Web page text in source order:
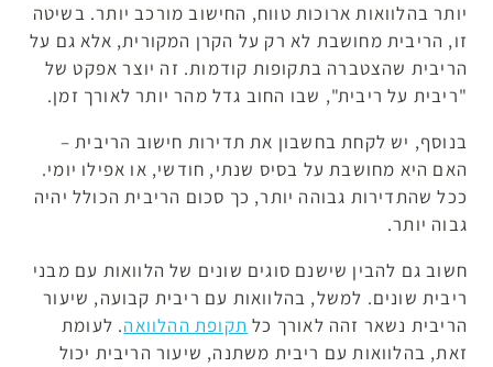
יותר בהלוואות ארוכות טווח, החישוב מורכב יותר. בשיטה
זו, הריבית מחושבת לא רק על הקרן המקורית, אלא גם על
הריבית שהצטברה בתקופות קודמות. זה יוצר אפקט של
"ריבית על ריבית", שבו החוב גדל מהר יותר לאורך זמן.
בנוסף, יש לקחת בחשבון את תדירות חישוב הריבית –
האם היא מחושבת על בסיס שנתי, חודשי, או אפילו יומי.
ככל שהתדירות גבוהה יותר, כך סכום הריבית הכולל יהיה
גבוה יותר.
חשוב גם להבין שישנם סוגים שונים של הלוואות עם מבני
ריבית שונים. למשל, בהלוואות עם ריבית קבועה, שיעור
הריבית נשאר זהה לאורך כל תקופת ההלוואה. לעומת
זאת, בהלוואות עם ריבית משתנה, שיעור הריבית יכול